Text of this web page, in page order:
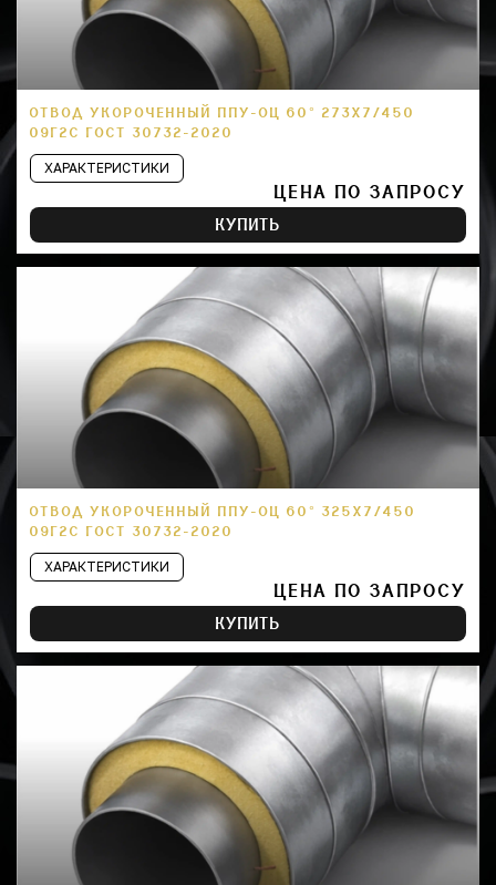
ОТВОД УКОРОЧЕННЫЙ ППУ-ОЦ 60° 273Х7/450
09Г2С ГОСТ 30732-2020
ХАРАКТЕРИСТИКИ
ЦЕНА ПО ЗАПРОСУ
КУПИТЬ
ОТВОД УКОРОЧЕННЫЙ ППУ-ОЦ 60° 325Х7/450
09Г2С ГОСТ 30732-2020
ХАРАКТЕРИСТИКИ
ЦЕНА ПО ЗАПРОСУ
КУПИТЬ